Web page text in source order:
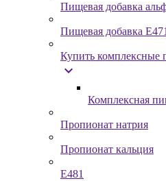
Пищевая добавка
Пищевая добавка Е471
Купить комплексные
expand_more
Комплексная
Пропионат натрия
Пропионат кальция
Е481